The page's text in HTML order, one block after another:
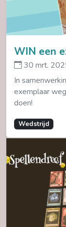
WIN een
30 mrt.
In
exemplaar
doen!
Wedstrijd